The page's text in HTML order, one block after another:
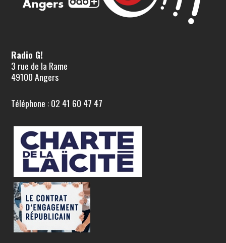
Radio G!
3 rue de la Rame
49100 Angers
Téléphone : 02 41 60 47 47